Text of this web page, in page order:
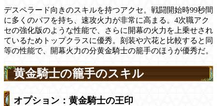
デスペラード向きのスキルを持つアクセ。戦闘開始時99秒間
に多くのバフを持ち、速攻火力が非常に高まる。4次職アク
セの強化版のような性能で、さらに開幕の火力を上乗せされ
ているためトップクラスに優秀。刻装や六花と比較すると同
等の性能で、開幕火力の分黄金騎士の籠手のほうが優秀だ。
黄金騎士の籠手のスキル
オプション：黄金騎士の王印